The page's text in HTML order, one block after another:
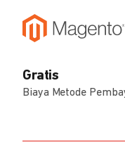
Gratis
Biaya Metode